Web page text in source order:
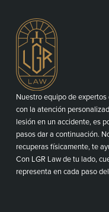
Nuestro equipo de
con la atención
lesión en un accidente, es
pasos dar a continuación.
recuperas físicamente, te
Con LGR Law de tu lado,
representa en cada paso